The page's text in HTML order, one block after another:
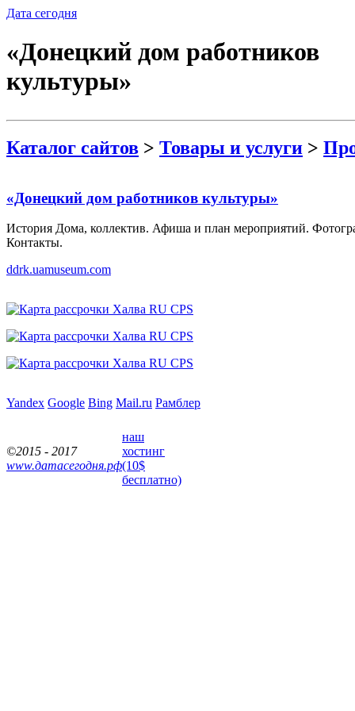
Дата сегодня
«Донецкий дом работников
культуры»
Каталог сайтов > Товары и услуги >
«Донецкий дом работников культуры»
История Дома, коллектив. Афиша и план мероприятий.
Контакты.
ddrk.uamuseum.com
Yandex Google Bing Mail.ru Рамблер
©2015 - 2017
www.датасегодня.рф
наш
хостинг
(10$
бесплатно)